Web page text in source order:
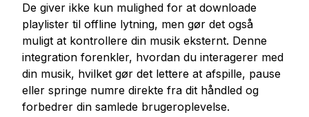
De giver ikke kun mulighed for at downloade
playlister til offline lytning, men gør det også
muligt at kontrollere din musik eksternt. Denne
integration forenkler, hvordan du interagerer med
din musik, hvilket gør det lettere at afspille, pause
eller springe numre direkte fra dit håndled og
forbedrer din samlede brugeroplevelse.